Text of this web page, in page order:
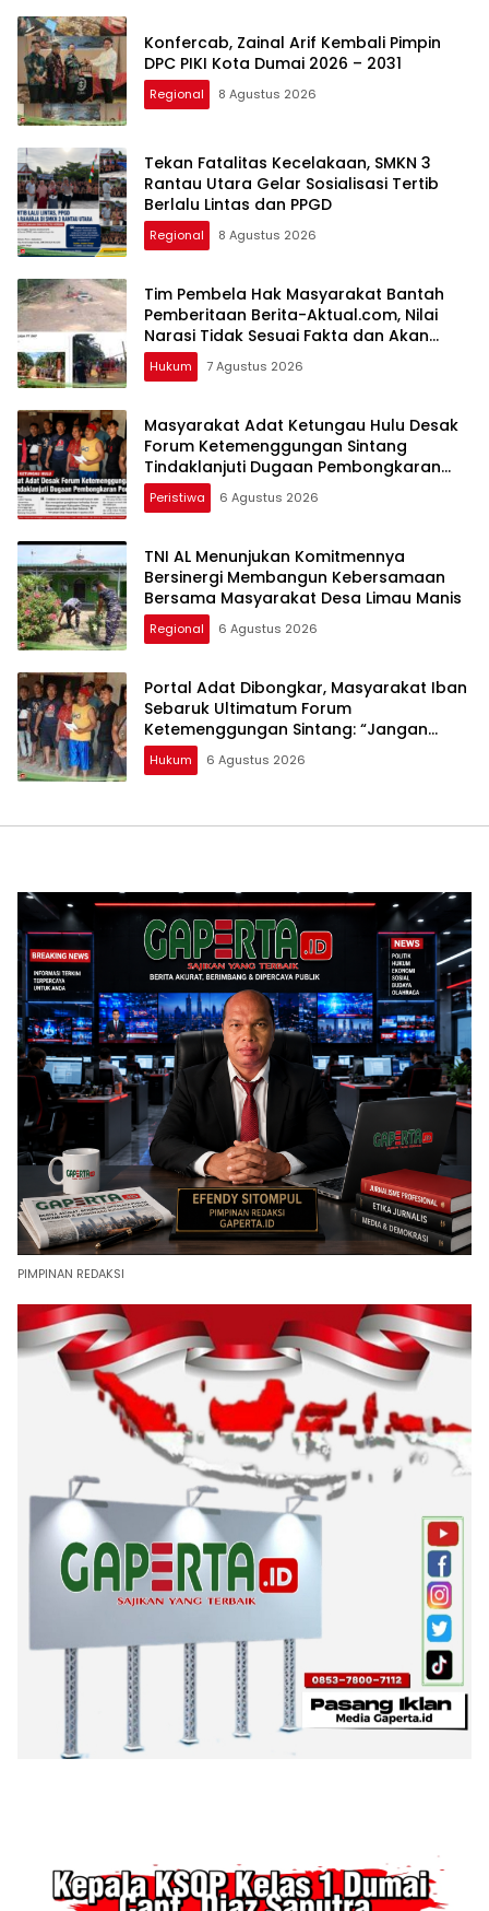
Konfercab, Zainal Arif Kembali Pimpin
DPC PIKI Kota Dumai 2026 – 2031
Regional 8 Agustus 2026
Tekan Fatalitas Kecelakaan, SMKN 3
Rantau Utara Gelar Sosialisasi Tertib
Berlalu Lintas dan PPGD
Regional 8 Agustus 2026
Tim Pembela Hak Masyarakat Bantah
Pemberitaan Berita-Aktual.com, Nilai
Narasi Tidak Sesuai Fakta dan Akan
Tempuh Jalur Dewan Pers
Hukum 7 Agustus 2026
Masyarakat Adat Ketungau Hulu Desak
Forum Ketemenggungan Sintang
Tindaklanjuti Dugaan Pembongkaran
Portal Adat
Peristiwa 6 Agustus 2026
TNI AL Menunjukan Komitmennya
Bersinergi Membangun Kebersamaan
Bersama Masyarakat Desa Limau Manis
Regional 6 Agustus 2026
Portal Adat Dibongkar, Masyarakat Iban
Sebaruk Ultimatum Forum
Ketemenggungan Sintang: “Jangan
Biarkan Hukum Adat Dilecehkan”
Hukum 6 Agustus 2026
PIMPINAN REDAKSI